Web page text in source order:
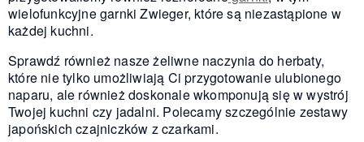
wielofunkcyjne garnki Zwieger, które są niezastąpione w
każdej kuchni.
Sprawdź również nasze żeliwne naczynia do herbaty,
które nie tylko umożliwiają Ci przygotowanie ulubionego
naparu, ale również doskonale wkomponują się w wystrój
Twojej kuchni czy jadalni. Polecamy szczególnie zestawy
japońskich czajniczków z czarkami.